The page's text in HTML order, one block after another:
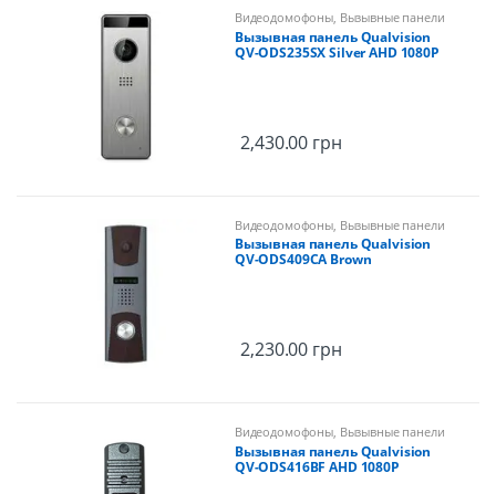
Видеодомофоны Вызывные панели
Вызывная панель Qualvision
QV-ODS235SX Silver AHD 1080P
2,430.00 грн
Видеодомофоны Вызывные панели
Вызывная панель Qualvision
QV-ODS409CA Brown
2,230.00 грн
Видеодомофоны, Вызывные панели
Вызывная панель Qualvision
QV-ODS416BF AHD 1080P